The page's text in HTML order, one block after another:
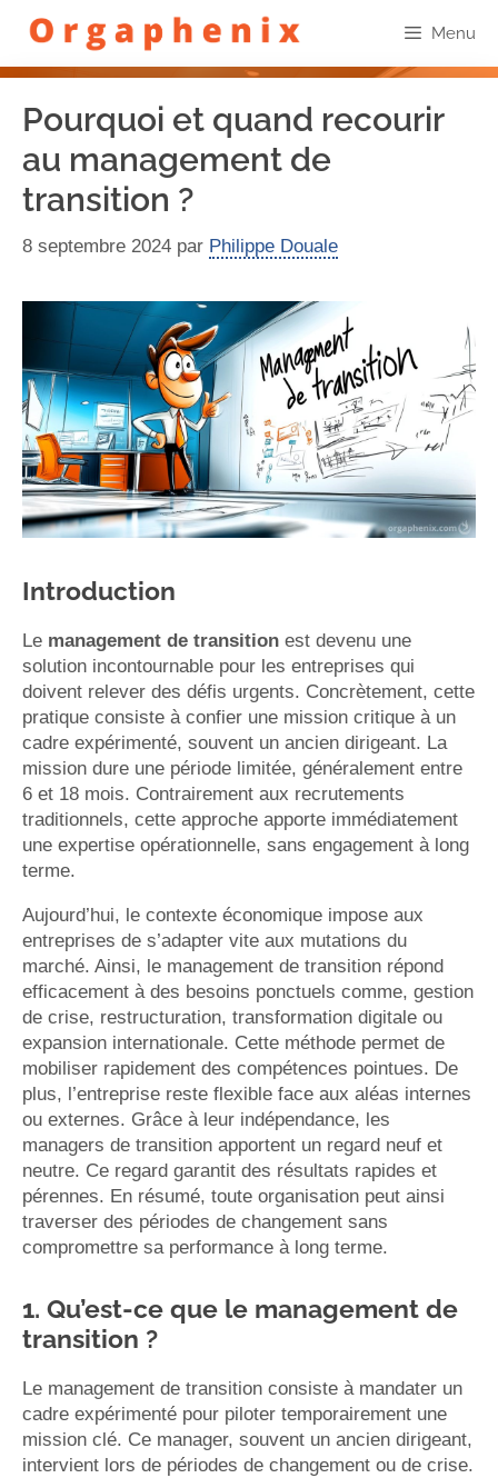
Menu
Pourquoi et quand recourir
au management de
transition ?
8 septembre 2024 par Philippe Douale
Introduction
Le management de transition est devenu une
solution incontournable pour les entreprises qui
doivent relever des défis urgents. Concrètement, cette
pratique consiste à confier une mission critique à un
cadre expérimenté, souvent un ancien dirigeant. La
mission dure une période limitée, généralement entre
6 et 18 mois. Contrairement aux recrutements
traditionnels, cette approche apporte immédiatement
une expertise opérationnelle, sans engagement à long
terme.
Aujourd’hui, le contexte économique impose aux
entreprises de s’adapter vite aux mutations du
marché. Ainsi, le management de transition répond
efficacement à des besoins ponctuels comme, gestion
de crise, restructuration, transformation digitale ou
expansion internationale. Cette méthode permet de
mobiliser rapidement des compétences pointues. De
plus, l’entreprise reste flexible face aux aléas internes
ou externes. Grâce à leur indépendance, les
managers de transition apportent un regard neuf et
neutre. Ce regard garantit des résultats rapides et
pérennes. En résumé, toute organisation peut ainsi
traverser des périodes de changement sans
compromettre sa performance à long terme.
1. Qu’est-ce que le management de
transition ?
Le management de transition consiste à mandater un
cadre expérimenté pour piloter temporairement une
mission clé. Ce manager, souvent un ancien dirigeant,
intervient lors de périodes de changement ou de crise.